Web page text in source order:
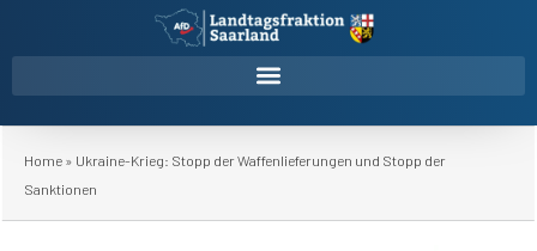
Home » Ukraine-Krieg: Stopp der Waffenlieferungen und Stopp der
Sanktionen